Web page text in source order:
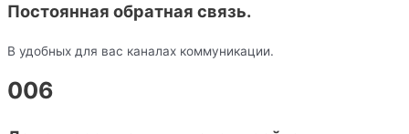
Постоянная обратная связь.
В удобных для вас каналах коммуникации.
006